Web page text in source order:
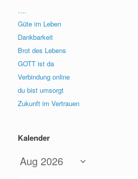
….
Güte im Leben
Dankbarkeit
Brot des Lebens
GOTT ist da
Verbindung online
du bist umsorgt
Zukunft im Vertrauen
Kalender